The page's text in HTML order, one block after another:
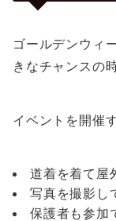
ゴールデンウィ
きなチャンスの
イベントを開催
道着を着て屋
写真を撮影し
保護者も参加